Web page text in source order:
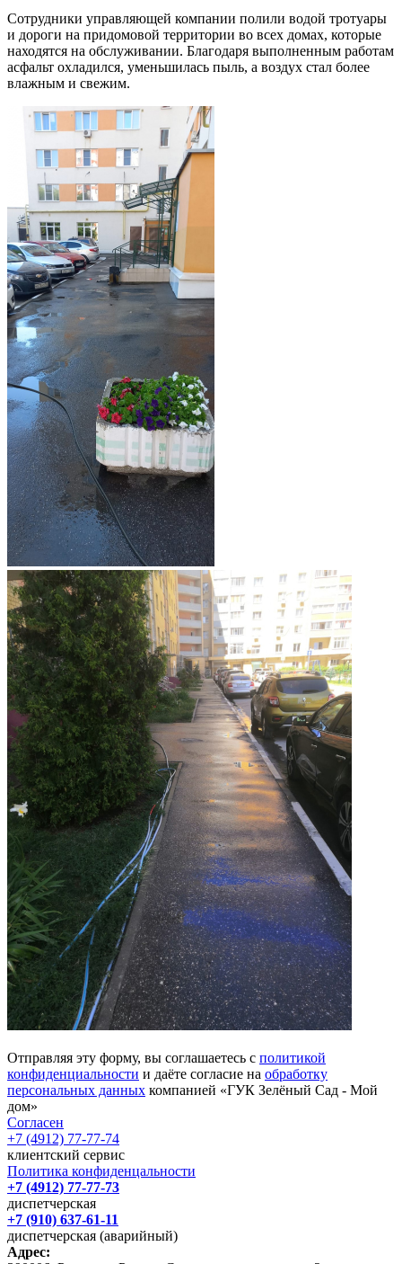
Сотрудники управляющей компании полили водой тротуары
и дороги на придомовой территории во всех домах, которые
находятся на обслуживании. Благодаря выполненным работам
асфальт охладился, уменьшилась пыль, а воздух стал более
влажным и свежим.
Отправляя эту форму, вы соглашаетесь с политикой
конфиденциальности и даёте согласие на обработку
персональных данных компанией «ГУК Зелёный Сад - Мой
дом»
Согласен
+7 (4912) 77-77-74
клиентский сервис
Политика конфиденцальности
+7 (4912) 77-77-73
диспетчерская
+7 (910) 637-61-11
диспетчерская (аварийный)
Адрес: